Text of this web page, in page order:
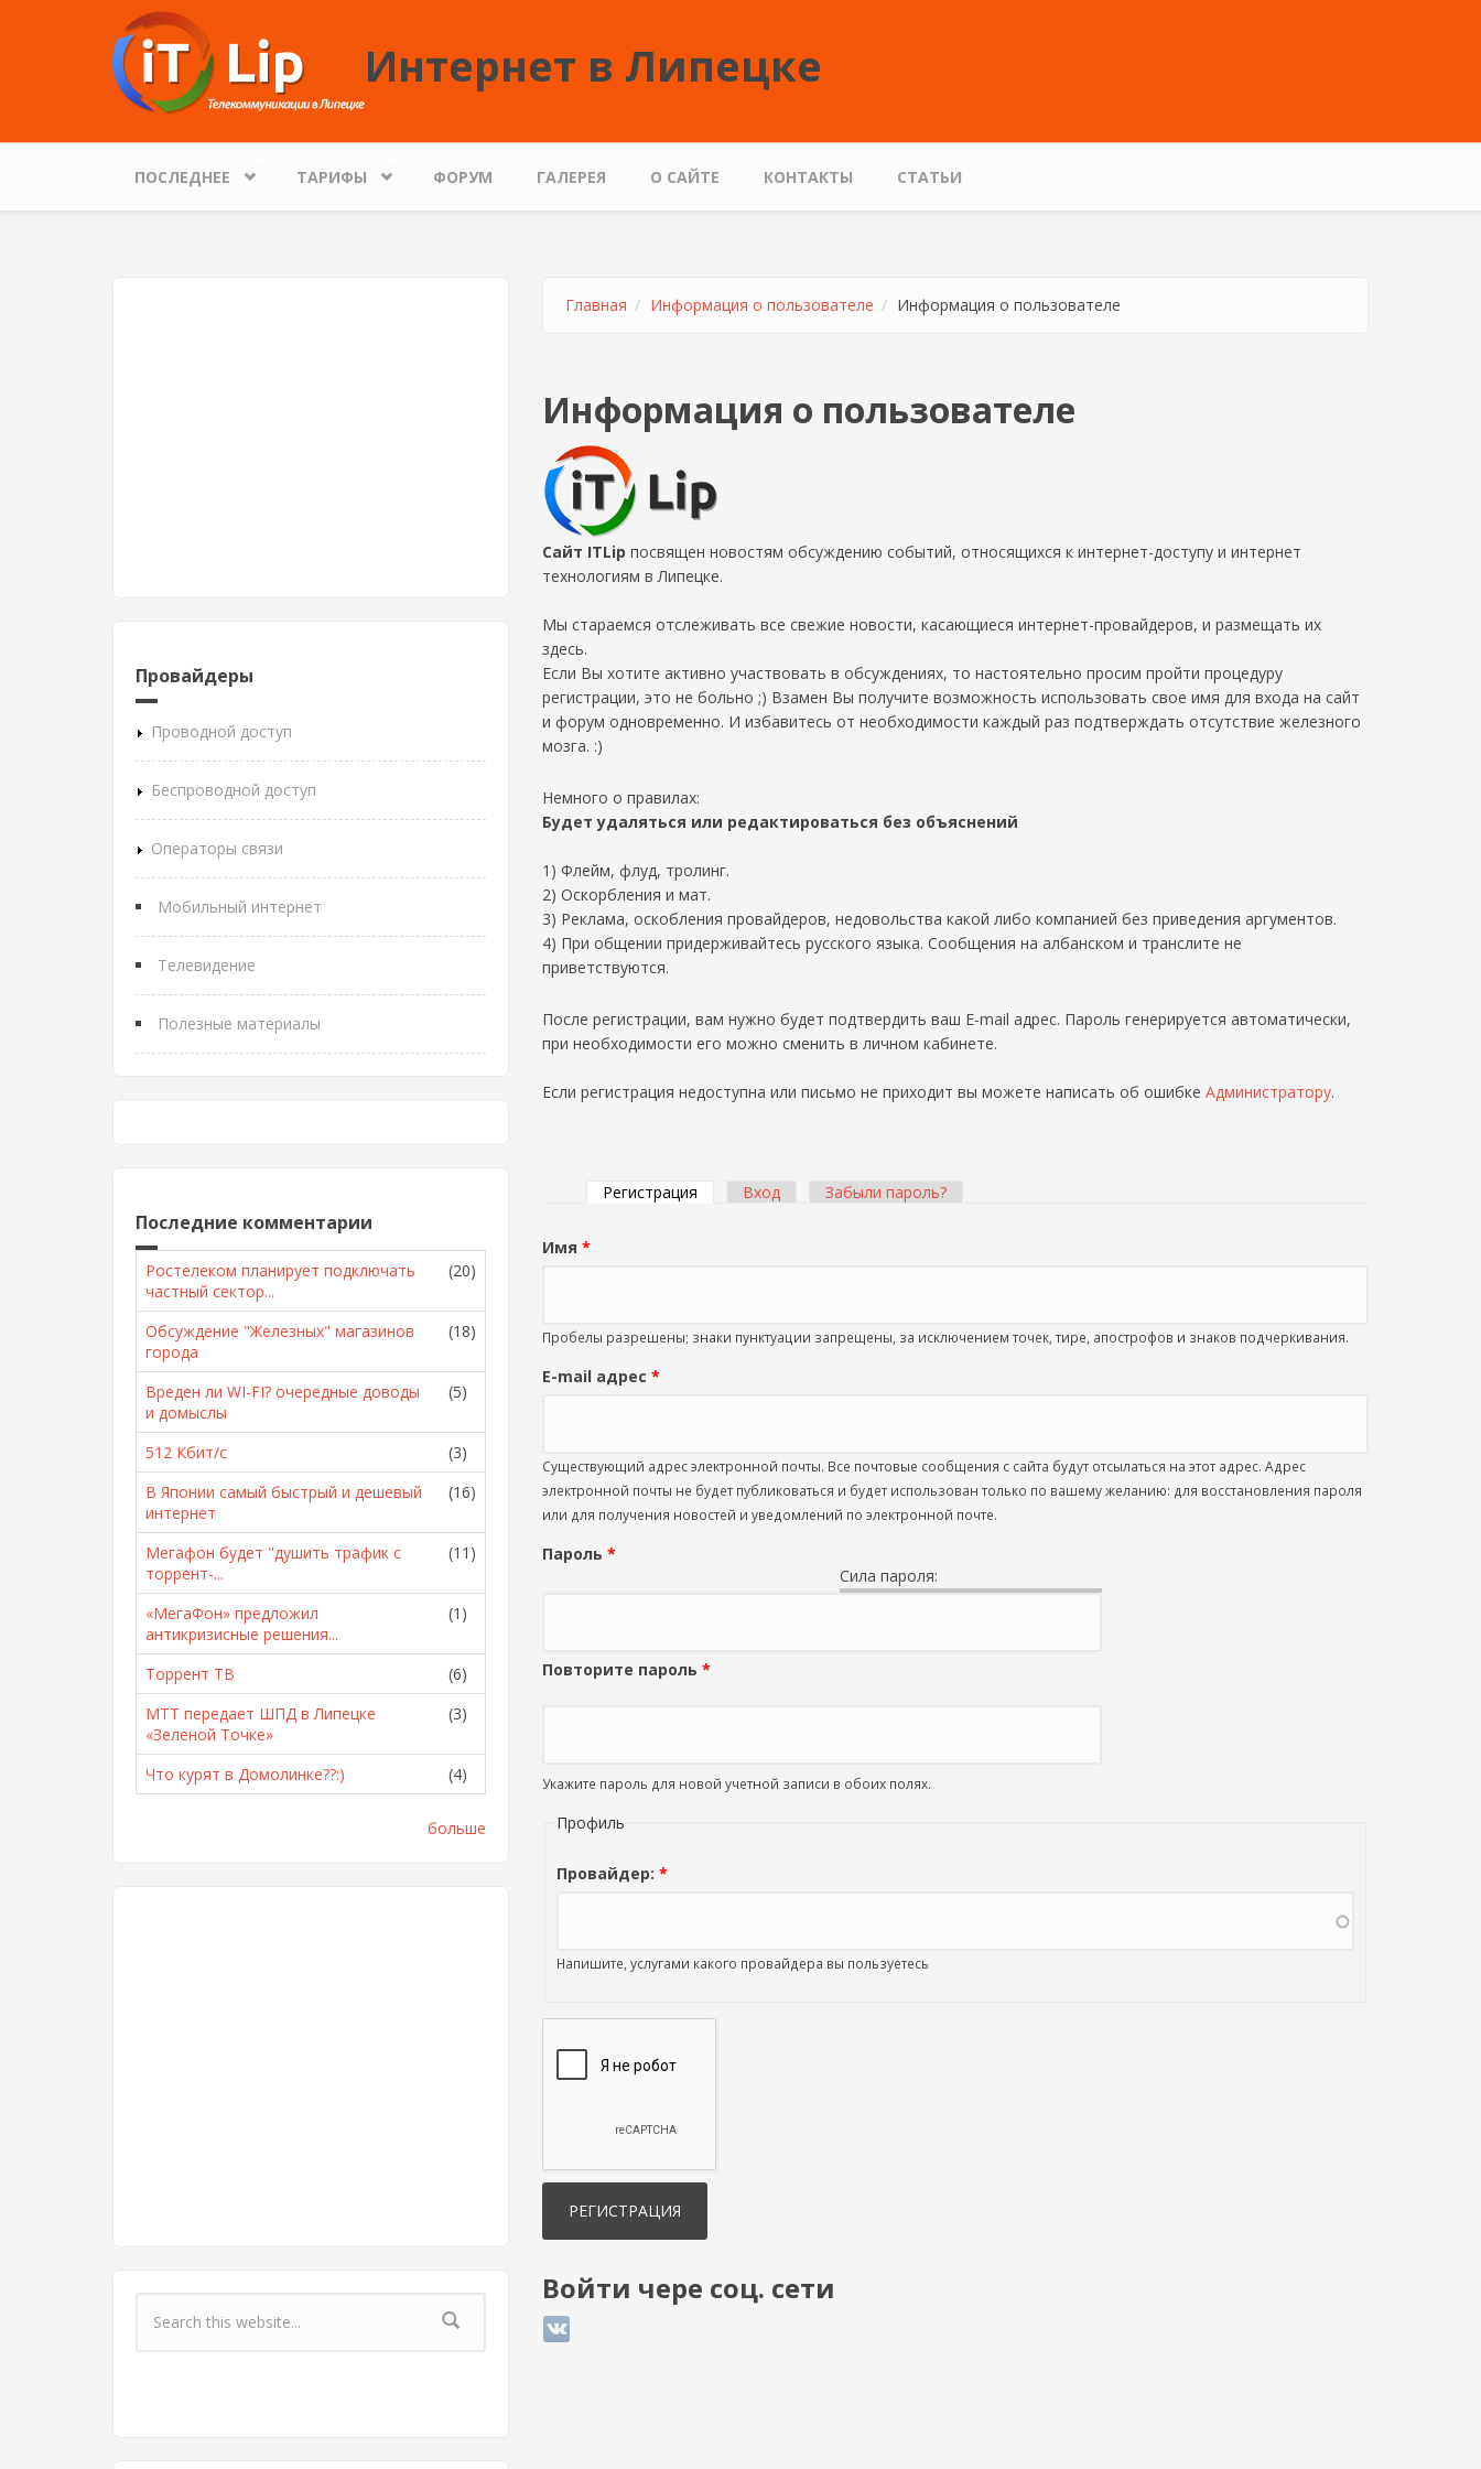
Перейти к основному содержанию
Интернет в Липецке
ПОСЛЕДНЕЕ ТАРИФЫ ФОРУМ ГАЛЕРЕЯ О САЙТЕ КОНТАКТЫ СТАТЬИ
Провайдеры
Проводной доступ
Беспроводной доступ
Операторы связи
Мобильный интернет
Телевидение
Полезные материалы
Последние комментарии
Ростелеком планирует подключать
частный сектор...
(20)
Обсуждение "Железных" магазинов
города
(18)
Вреден ли WI-FI? очередные доводы
и домыслы
(5)
512 Кбит/с
(3)
В Японии самый быстрый и дешевый
интернет
(16)
Мегафон будет "душить трафик с
торрент-...
(11)
«МегаФон» предложил
антикризисные решения...
(1)
Торрент ТВ
(6)
МТТ передает ШПД в Липецке
«Зеленой Точке»
(3)
Что курят в Домолинке??:) (4)
больше
Форма поиска
Главная Информация о пользователе Информация о пользователе
Информация о пользователе
Сайт ITLip посвящен новостям обсуждению событий, относящихся к интернет-доступу и интернет
технологиям в Липецке.
Мы стараемся отслеживать все свежие новости, касающиеся интернет-провайдеров, и размещать их
здесь.
Если Вы хотите активно участвовать в обсуждениях, то настоятельно просим пройти процедуру
регистрации, это не больно ;) Взамен Вы получите возможность использовать свое имя для входа на сайт
и форум одновременно. И избавитесь от необходимости каждый раз подтверждать отсутствие железного
мозга. :)
Немного о правилах:
Будет удаляться или редактироваться без объяснений
1) Флейм, флуд, тролинг.
2) Оскорбления и мат.
3) Реклама, оскобления провайдеров, недовольства какой либо компанией без приведения аргументов.
4) При общении придерживайтесь русского языка. Сообщения на албанском и транслите не
приветствуются.
После регистрации, вам нужно будет подтвердить ваш E-mail адрес. Пароль генерируется автоматически,
при необходимости его можно сменить в личном кабинете.
Если регистрация недоступна или письмо не приходит вы можете написать об ошибке Администратору.
Регистрация (активная вкладка)
Вход Забыли пароль?
Имя *
Пробелы разрешены; знаки пунктуации запрещены, за исключением точек, тире, апострофов и знаков подчеркивания.
E-mail адрес *
Существующий адрес электронной почты. Все почтовые сообщения с сайта будут отсылаться на этот адрес. Адрес
электронной почты не будет публиковаться и будет использован только по вашему желанию: для восстановления пароля
или для получения новостей и уведомлений по электронной почте.
Сила пароля:
Пароль *
Повторите пароль *
Укажите пароль для новой учетной записи в обоих полях.
Профиль
Провайдер: *
Напишите, услугами какого провайдера вы пользуетесь
Войти чере соц. сети
Login with ВКонтакте